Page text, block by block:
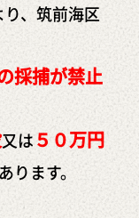
、筑前海区
採捕が禁止
又は５０万円
ります。